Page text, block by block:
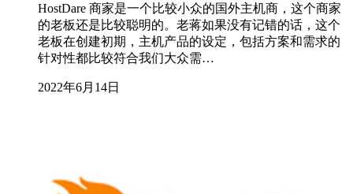
HostDare 商家是一个比较小众的国外主机商，这个商家
的老板还是比较聪明的。老蒋如果没有记错的话，这个
老板在创建初期，主机产品的设定，包括方案和需求的
针对性都比较符合我们大众需…
2022年6月14日